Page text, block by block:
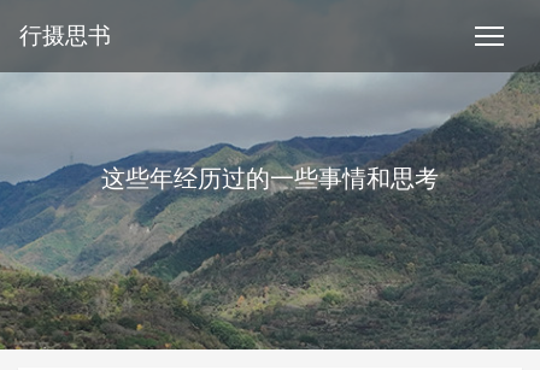
行摄思书
这些年经历过的一些事情和思考